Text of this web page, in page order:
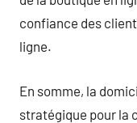
confiance des
ligne.
En somme, la
stratégique pour la